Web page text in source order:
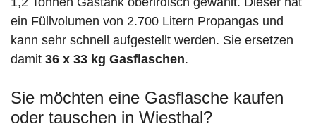
ein Füllvolumen von 2.700 Litern Propangas und
kann sehr schnell aufgestellt werden. Sie ersetzen
damit 36 x 33 kg Gasflaschen.
Sie möchten eine Gasflasche kaufen
oder tauschen in Wiesthal?